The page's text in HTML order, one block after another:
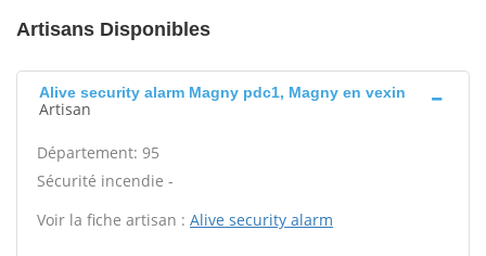
Artisans Disponibles
Alive security alarm Magny pdc1, Magny en vexin
Artisan
Département: 95
Sécurité incendie -
Voir la fiche artisan : Alive security alarm